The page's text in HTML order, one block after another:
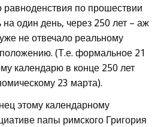
равноденствия по прошествии
на один день, через 250 лет – аж
не отвечало реальному
(Т.е. формальное 21
календарю в конце 250 лет
23 марта).
этому календарному
папы римского Григория